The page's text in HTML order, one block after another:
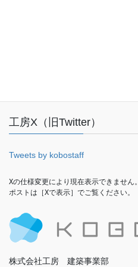
工房X（旧Twitter）
Tweets by kobostaff
Xの仕様変更により現在表示できません。
ポストは［Xで表示］でご覧ください。
株式会社工房 建築事業部